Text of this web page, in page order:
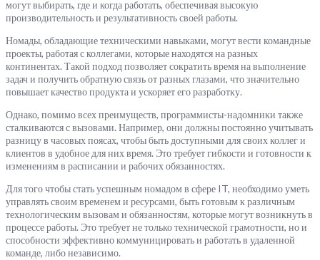
могут выбирать, где и когда работать, обеспечивая высокую
производительность и результативность своей работы.
Номады, обладающие техническими навыками, могут вести командные
проекты, работая с коллегами, которые находятся на разных
континентах. Такой подход позволяет сократить время на выполнение
задач и получить обратную связь от разных глазами, что значительно
повышает качество продукта и ускоряет его разработку.
Однако, помимо всех преимуществ, программисты-надомники также
сталкиваются с вызовами. Например, они должны постоянно учитывать
разницу в часовых поясах, чтобы быть доступными для своих коллег и
клиентов в удобное для них время. Это требует гибкости и готовности к
изменениям в расписании и рабочих обязанностях.
Для того чтобы стать успешным номадом в сфере IT, необходимо уметь
управлять своим временем и ресурсами, быть готовым к различным
технологическим вызовам и обязанностям, которые могут возникнуть в
процессе работы. Это требует не только технической грамотности, но и
способности эффективно коммуницировать и работать в удаленной
команде, либо независимо.